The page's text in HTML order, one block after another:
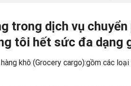
trong dịch vụ
tôi hết sức đa dạng
khô (Grocery cargo):gồm các